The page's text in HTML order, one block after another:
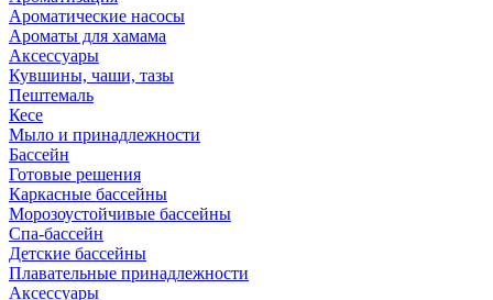
Ароматические насосы
Ароматы для хамама
Аксессуары
Кувшины, чаши, тазы
Пештемаль
Кесе
Мыло и принадлежности
Бассейн
Готовые решения
Каркасные бассейны
Морозоустойчивые бассейны
Спа-бассейн
Детские бассейны
Плавательные принадлежности
Аксессуары